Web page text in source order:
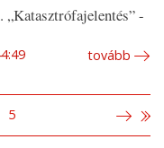
„Katasztrófajelentés” -
tovább
5